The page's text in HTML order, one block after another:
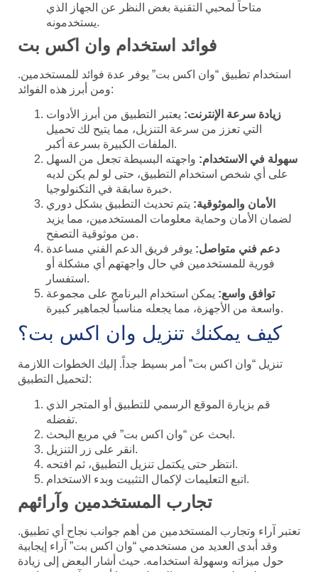
متاحاً لمحبي التقنية بغض النظر عن الجهاز الذي
يستخدمونه.
فوائد استخدام وان اكس بت
استخدام تطبيق “وان اكس بت” يوفر عدة فوائد للمستخدمين.
ومن أبرز هذه الفوائد:
زيادة سرعة الإنترنت: يعتبر التطبيق من أبرز الأدوات
التي تعزز من سرعة التنزيل، مما يتيح لك تحميل
الملفات الكبيرة بسرعة أكبر.
سهولة في الاستخدام: واجهته البسيطة تجعل من السهل
على أي شخص استخدام التطبيق، حتى لو لم يكن لديه
خبرة سابقة في التكنولوجيا.
الأمان والموثوقية: يتم تحديث التطبيق بشكل دوري
لضمان الأمان وحماية معلومات المستخدمين، مما يزيد
من موثوقية التصفح.
دعم فني متواصل: يوفر فريق الدعم الفني مساعدة
فورية للمستخدمين في حال واجهتهم أي مشكلة أو
استفسار.
توافق واسع: يمكن استخدام البرنامج على مجموعة
واسعة من الأجهزة، مما يجعله مناسباً لجماهير كبيرة.
كيف يمكنك تنزيل وان اكس بت؟
تنزيل “وان اكس بت” أمر بسيط جداً. إليك الخطوات اللازمة
لتحميل التطبيق:
قم بزيارة الموقع الرسمي للتطبيق أو المتجر الذي
تفضله.
ابحث عن “وان اكس بت” في مربع البحث.
انقر على زر التنزيل.
انتظر حتى يكتمل تنزيل التطبيق، ثم افتحه.
اتبع التعليمات لإكمال التثبيت وبدء الاستخدام.
تجارب المستخدمين وآرائهم
تعتبر آراء وتجارب المستخدمين من أهم جوانب نجاح أي تطبيق.
وقد أبدى العديد من مستخدمي “وان اكس بت” آراء إيجابية
حول ميزاته وسهولة استخدامه. حيث أشار البعض إلى زيادة